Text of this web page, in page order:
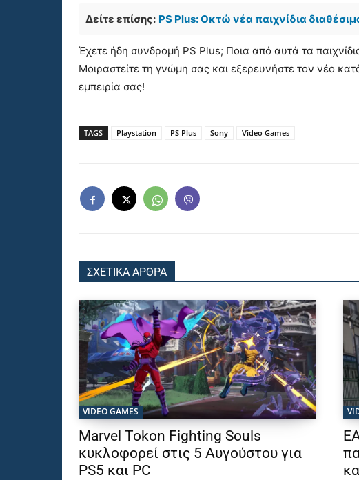
Δείτε επίσης: PS Plus: Οκτώ νέα παιχνίδια
Έχετε ήδη συνδρομή PS Plus; Ποια από αυτά τα
Μοιραστείτε τη γνώμη σας και εξερευνήστε τον νέο
εμπειρία σας!
TAGS Playstation PS Plus Sony Video Games
ΣΧΕΤΙΚΑ ΑΡΘΡΑ
VIDEO GAMES
Marvel Tokon Fighting Souls
κυκλοφορεί στις 5 Αυγούστου για
PS5 και PC